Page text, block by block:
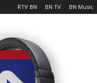
RTV BN BN TV BN Music